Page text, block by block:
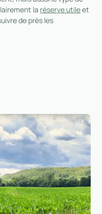
la réserve utileet
de près les